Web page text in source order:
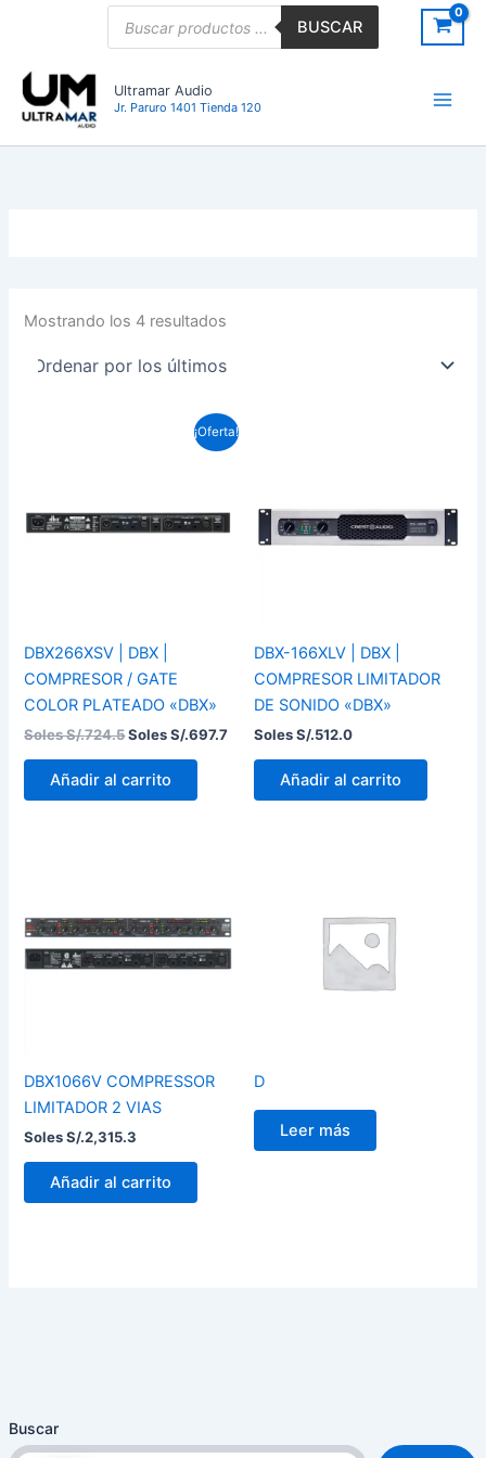
BUSCAR
Ultramar Audio
Jr. Paruro 1401 Tienda 120
Buscar
Mostrando los 4 resultados
Ordenado
por
los
últimos
¡Oferta!
DBX266XSV | DBX |
COMPRESOR / GATE
COLOR PLATEADO «DBX»
Soles S/.724.5
S/.724.5.
Soles S/.697.7
El
precio
S/.697.7.
Añadir al carrito
DBX-166XLV | DBX |
COMPRESOR LIMITADOR
DE SONIDO «DBX»
Soles S/.512.0
Añadir al carrito
DBX1066V COMPRESSOR
LIMITADOR 2 VIAS
Soles S/.2,315.3
Añadir al carrito
D
Leer más